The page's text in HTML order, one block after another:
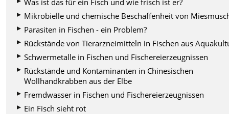
Mikrobielle und chemische Beschaffenheit von
Parasiten in Fischen - ein Problem?
Rückstände von Tierarzneimitteln in Fischen aus
Schwermetalle in Fischen und Fischereierzeugnissen
Rückstände und Kontaminanten in Chinesischen
Wollhandkrabben aus der Elbe
Fremdwasser in Fischen und Fischereierzeugnissen
Ein Fisch sieht rot